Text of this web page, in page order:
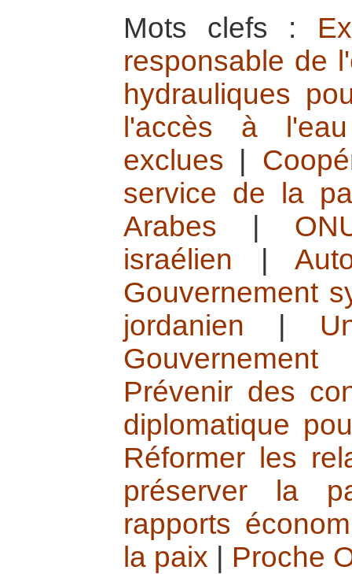
Mots clefs :
responsable de
hydrauliques
l'accès à
exclues
service de la
Arabes
israélien
Gouvernement
jordanien
Prévenir des
diplomatique
Réformer les
préserver la
rapports
la paix
Proche